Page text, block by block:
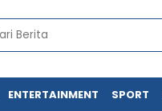
ENTERTAINMENT SPORT